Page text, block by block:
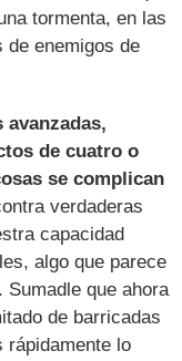
tormenta, en las
de enemigos de
avanzadas,
de cuatro o
se complican
verdaderas
capacidad
algo que parece
que ahora
de barricadas
rápidamente lo